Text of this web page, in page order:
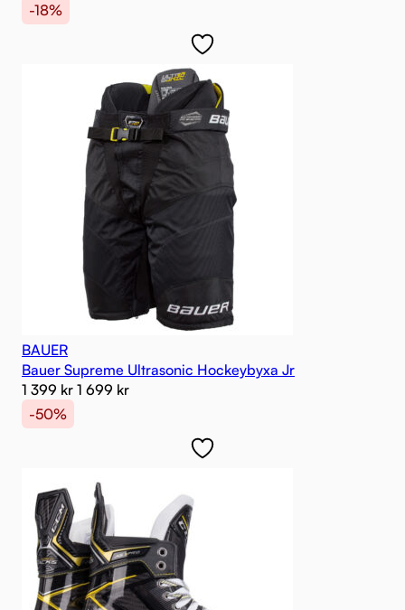
-18%
BAUER
Bauer Supreme Ultrasonic Hockeybyxa Jr
1 399 kr 1 699 kr
-50%